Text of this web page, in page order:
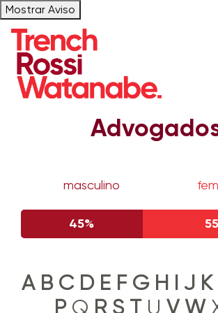
Mostrar Aviso
masculino
45%
A B C D E F G H I J K
P Q R S T U V W